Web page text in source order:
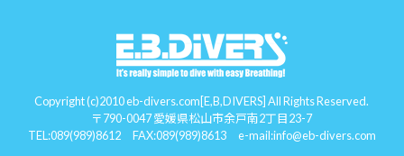
Copyright (c)2010 eb-divers.com[E,B,DIVERS] All Rights Reserved.
〒790-0047 愛媛県松山市余戸南2丁目23-7
TEL:089(989)8612FAX:089(989)8613 e-mail:info@eb-divers.com